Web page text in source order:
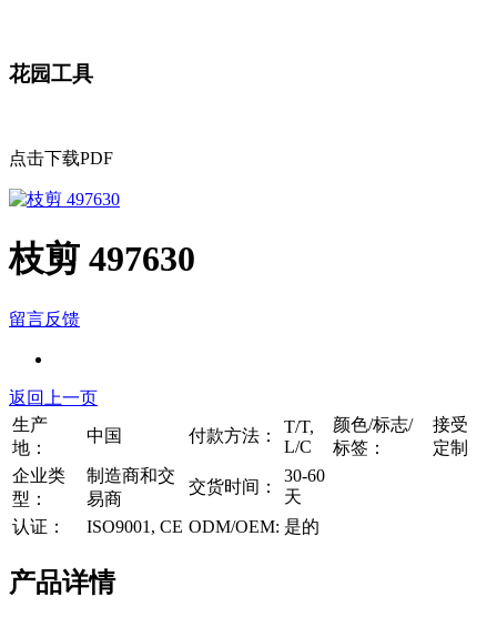
花园工具
点击下载PDF
枝剪 497630
留言反馈
返回上一页
生产
地：
中国 付款方法：
T/T,
L/C
颜色/标志/
标签：
接受
定制
企业类
型：
制造商和交
易商
交货时间：
30-60
天
认证：
ISO9001, CE ODM/OEM: 是的
产品详情